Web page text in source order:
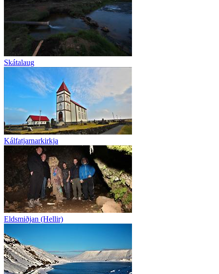
Skátalaug
Kálfatjarnarkirkja
Eldsmiðjan (Hellir)